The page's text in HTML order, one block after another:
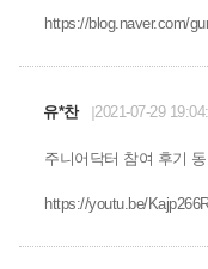
https://blog.naver.com/
유*찬 2021-07-29
주니어닥터 참여 후기
https://youtu.be/